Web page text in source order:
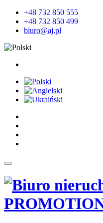
+48 732 850 555
+48 732 850 499
biuro@aj.pl